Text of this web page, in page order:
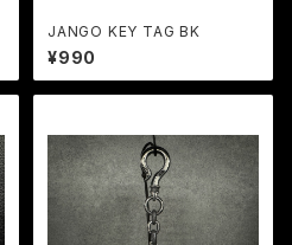
JANGO KEY TAG BK
¥990